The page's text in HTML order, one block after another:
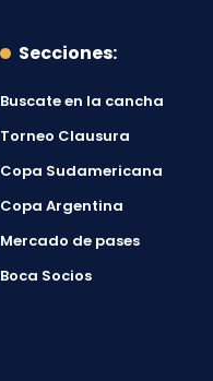
Secciones:
Buscate en la cancha
Torneo Clausura
Copa Sudamericana
Copa Argentina
Mercado de pases
Boca Socios